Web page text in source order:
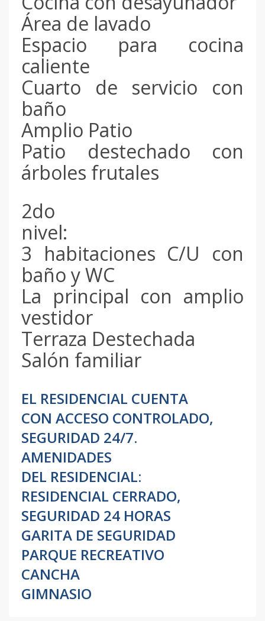
Área de lavado
Espacio para cocina
caliente
Cuarto de servicio con
baño
Amplio Patio
Patio destechado con
árboles frutales
2do
nivel:
3 habitaciones C/U con
baño y WC
La principal con amplio
vestidor
Terraza Destechada
Salón familiar
EL RESIDENCIAL CUENTA
CON ACCESO CONTROLADO,
SEGURIDAD 24/7.
AMENIDADES
DEL RESIDENCIAL:
RESIDENCIAL CERRADO,
SEGURIDAD 24 HORAS
GARITA DE SEGURIDAD
PARQUE RECREATIVO
CANCHA
GIMNASIO